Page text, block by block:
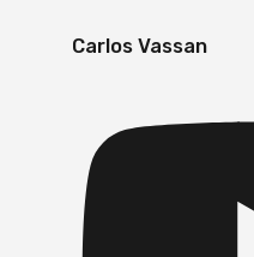
Carlos Vassan